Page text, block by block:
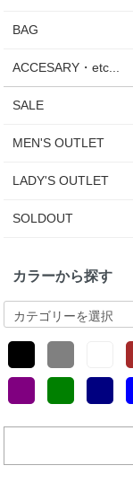
BAG
ACCESARY・etc...
SALE
MEN'S OUTLET
LADY'S OUTLET
SOLDOUT
カラーから探す